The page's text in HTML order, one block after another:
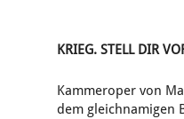
KRIEG. STELL DIR
Kammeroper von
dem gleichnamigen